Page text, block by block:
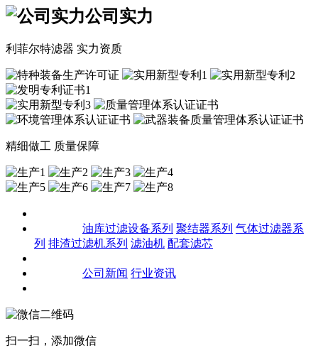
公司实力
利菲尔特滤器 实力资质
精细做工 质量保障
油库过滤设备系列 聚结器系列 气体过滤器系
列 排渣过滤机系列 滤油机 配套滤芯
公司新闻 行业资讯
扫一扫，添加微信